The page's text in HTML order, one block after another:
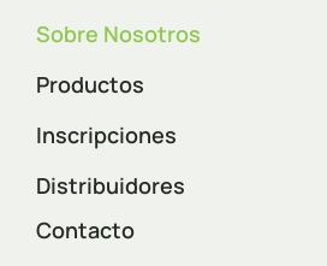
Sobre Nosotros
Productos
Inscripciones
Distribuidores
Contacto